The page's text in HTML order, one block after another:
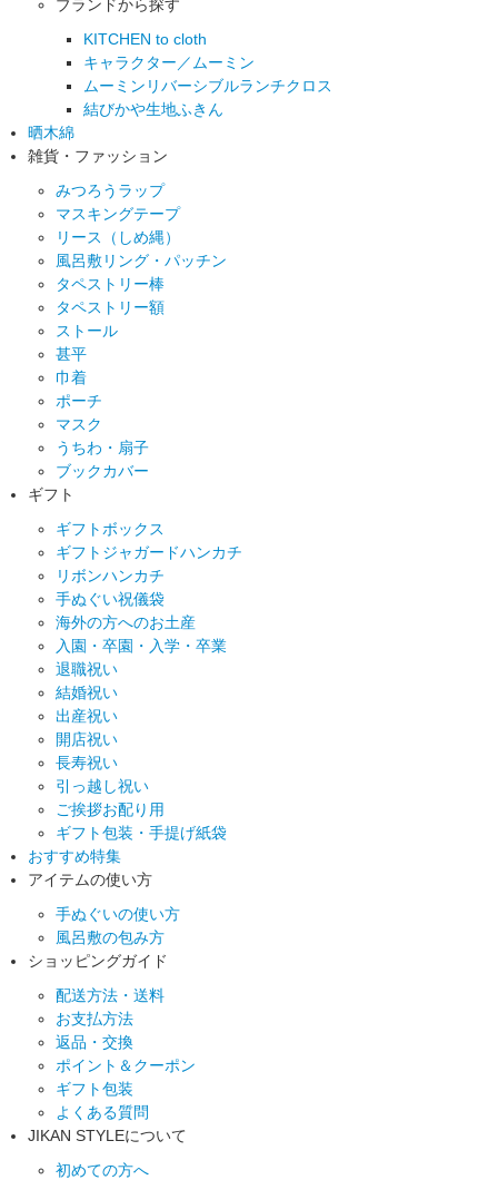
ブランドから探す
KITCHEN to cloth
キャラクター／ムーミン
ムーミンリバーシブルランチクロス
結びかや生地ふきん
晒木綿
雑貨・ファッション
みつろうラップ
マスキングテープ
リース（しめ縄）
風呂敷リング・パッチン
タペストリー棒
タペストリー額
ストール
甚平
巾着
ポーチ
マスク
うちわ・扇子
ブックカバー
ギフト
ギフトボックス
ギフトジャガードハンカチ
リボンハンカチ
手ぬぐい祝儀袋
海外の方へのお土産
入園・卒園・入学・卒業
退職祝い
結婚祝い
出産祝い
開店祝い
長寿祝い
引っ越し祝い
ご挨拶お配り用
ギフト包装・手提げ紙袋
おすすめ特集
アイテムの使い方
手ぬぐいの使い方
風呂敷の包み方
ショッピングガイド
配送方法・送料
お支払方法
返品・交換
ポイント＆クーポン
ギフト包装
よくある質問
JIKAN STYLEについて
初めての方へ